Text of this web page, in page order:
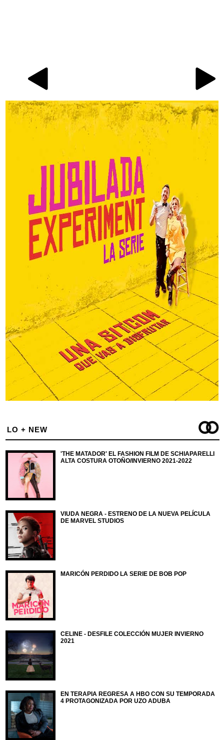
LO + NEW
'THE MATADOR' EL FASHION FILM DE SCHIAPARELLI
ALTA COSTURA OTOÑO/INVIERNO 2021-2022
VIUDA NEGRA - ESTRENO DE LA NUEVA PELÍCULA
DE MARVEL STUDIOS
MARICÓN PERDIDO LA SERIE DE BOB POP
CELINE - DESFILE COLECCIÓN MUJER INVIERNO
2021
EN TERAPIA REGRESA A HBO CON SU TEMPORADA
4 PROTAGONIZADA POR UZO ADUBA